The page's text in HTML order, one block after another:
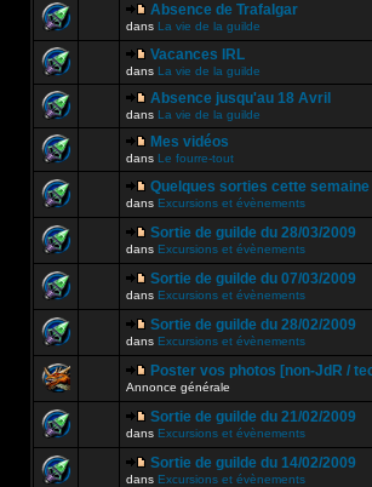
Absence de Trafalgar
dans La vie de la guilde
Vacances IRL
dans La vie de la guilde
Absence jusqu'au 18 Avril
dans La vie de la guilde
Mes vidéos
dans Le fourre-tout
Quelques sorties cette semaine
dans Excursions et évènements
Sortie de guilde du 28/03/2009
dans Excursions et évènements
Sortie de guilde du 07/03/2009
dans Excursions et évènements
Sortie de guilde du 28/02/2009
dans Excursions et évènements
Poster vos photos [non-JdR /
Annonce générale
Sortie de guilde du 21/02/2009
dans Excursions et évènements
Sortie de guilde du 14/02/2009
dans Excursions et évènements